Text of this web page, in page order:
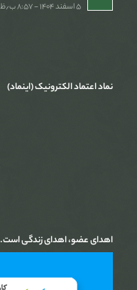
۵ اسفند ۱۴۰۴ - ۸:۵۷ ب٫ظ
نماد اعتماد الکترونیک (اینماد)
اهدای عضو، اهدای زندگی است.